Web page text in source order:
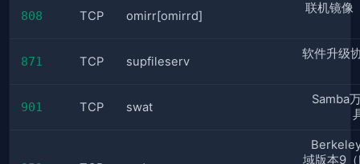
808 TCP omirr[omirrd]
联机镜像
871 TCP supfileserv
软件升级
901 TCP swat
Samba
域版本9